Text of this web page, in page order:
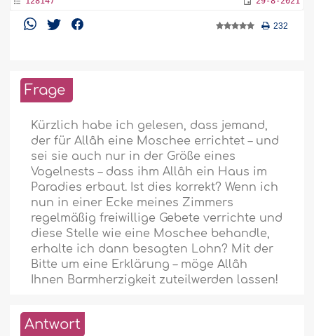
232
Frage
Kürzlich habe ich gelesen, dass jemand,
der für Allâh eine Moschee errichtet – und
sei sie auch nur in der Größe eines
Vogelnests – dass ihm Allâh ein Haus im
Paradies erbaut. Ist dies korrekt? Wenn ich
nun in einer Ecke meines Zimmers
regelmäßig freiwillige Gebete verrichte und
diese Stelle wie eine Moschee behandle,
erhalte ich dann besagten Lohn? Mit der
Bitte um eine Erklärung – möge Allâh
Ihnen Barmherzigkeit zuteilwerden lassen!
Antwort